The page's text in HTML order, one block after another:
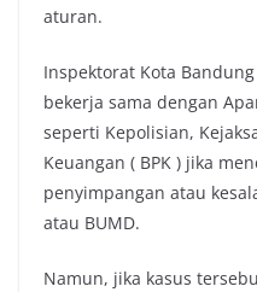
aturan.
Inspektorat Kota
bekerja sama dengan
seperti Kepolisian,
Keuangan ( BPK ) jika
penyimpangan atau
atau BUMD.
Namun, jika kasus